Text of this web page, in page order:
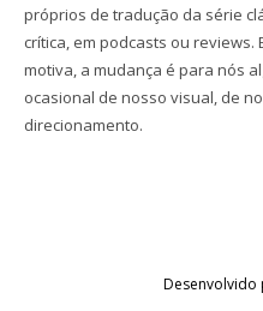
próprios de tradução da série
crítica, em podcasts ou
motiva, a mudança é para nós
ocasional de nosso visual, de
direcionamento.
Desenvolvido